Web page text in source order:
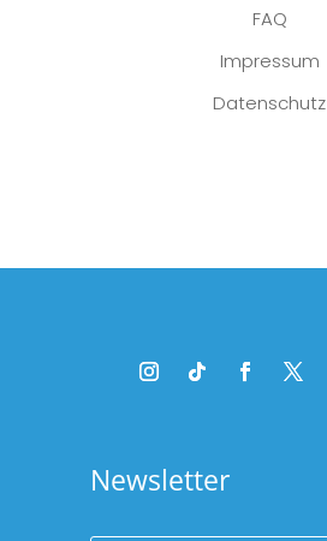
FAQ
Impressum
Datenschutz
Newsletter